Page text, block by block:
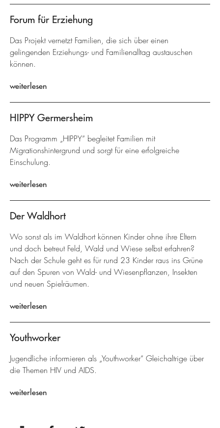
Forum für Erziehung
Das Projekt vernetzt Familien, die sich über einen
gelingenden Erziehungs- und Familienalltag austauschen
können.
weiterlesen
HIPPY Germersheim
Das Programm „HIPPY“ begleitet Familien mit
Migrationshintergrund und sorgt für eine erfolgreiche
Einschulung.
weiterlesen
Der Waldhort
Wo sonst als im Waldhort können Kinder ohne ihre Eltern
und doch betreut Feld, Wald und Wiese selbst erfahren?
Nach der Schule geht es für rund 23 Kinder raus ins Grüne
auf den Spuren von Wald- und Wiesenpflanzen, Insekten
und neuen Spielräumen.
weiterlesen
Youthworker
Jugendliche informieren als „Youthworker“ Gleichaltrige über
die Themen HIV und AIDS.
weiterlesen